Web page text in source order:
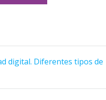
digital. Diferentes tipos de